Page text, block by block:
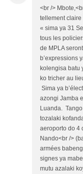
<br />
tellement claire
« sima ya 31
tous les
de MPLA
b’expressions
kolengisa batu
ko tricher au
Sima ya
azongi Jamba
Luanda.
tozalaki
aeroporto do 4
Nando<br />
armées
signes ya
mutu azalaki